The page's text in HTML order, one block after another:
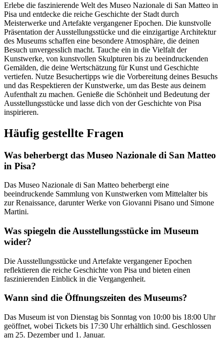
Erlebe die faszinierende Welt des Museo Nazionale di San Matteo in
Pisa und entdecke die reiche Geschichte der Stadt durch
Meisterwerke und Artefakte vergangener Epochen. Die kunstvolle
Präsentation der Ausstellungsstücke und die einzigartige Architektur
des Museums schaffen eine besondere Atmosphäre, die deinen
Besuch unvergesslich macht. Tauche ein in die Vielfalt der
Kunstwerke, von kunstvollen Skulpturen bis zu beeindruckenden
Gemälden, die deine Wertschätzung für Kunst und Geschichte
vertiefen. Nutze Besuchertipps wie die Vorbereitung deines Besuchs
und das Respektieren der Kunstwerke, um das Beste aus deinem
Aufenthalt zu machen. Genieße die Schönheit und Bedeutung der
Ausstellungsstücke und lasse dich von der Geschichte von Pisa
inspirieren.
Häufig gestellte Fragen
Was beherbergt das Museo Nazionale di San Matteo
in Pisa?
Das Museo Nazionale di San Matteo beherbergt eine
beeindruckende Sammlung von Kunstwerken vom Mittelalter bis
zur Renaissance, darunter Werke von Giovanni Pisano und Simone
Martini.
Was spiegeln die Ausstellungsstücke im Museum
wider?
Die Ausstellungsstücke und Artefakte vergangener Epochen
reflektieren die reiche Geschichte von Pisa und bieten einen
faszinierenden Einblick in die Vergangenheit.
Wann sind die Öffnungszeiten des Museums?
Das Museum ist von Dienstag bis Sonntag von 10:00 bis 18:00 Uhr
geöffnet, wobei Tickets bis 17:30 Uhr erhältlich sind. Geschlossen
am 25. Dezember und 1. Januar.